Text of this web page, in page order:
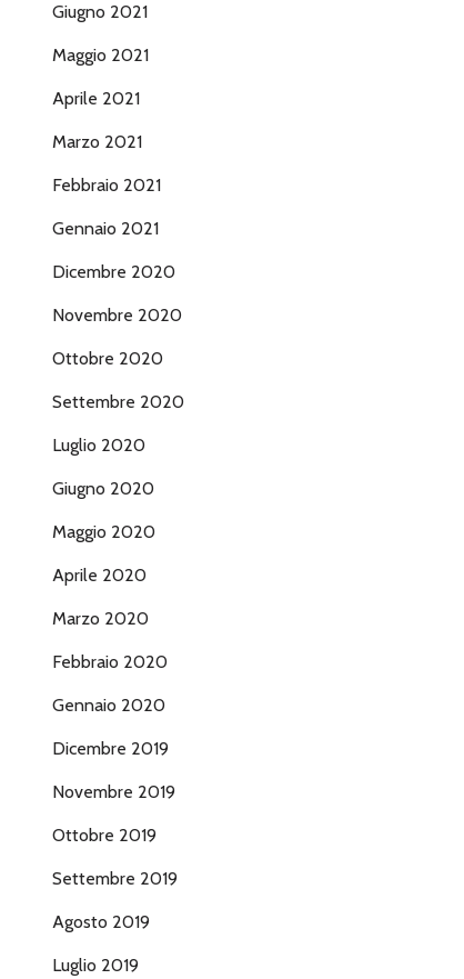
Giugno 2021
Maggio 2021
Aprile 2021
Marzo 2021
Febbraio 2021
Gennaio 2021
Dicembre 2020
Novembre 2020
Ottobre 2020
Settembre 2020
Luglio 2020
Giugno 2020
Maggio 2020
Aprile 2020
Marzo 2020
Febbraio 2020
Gennaio 2020
Dicembre 2019
Novembre 2019
Ottobre 2019
Settembre 2019
Agosto 2019
Luglio 2019